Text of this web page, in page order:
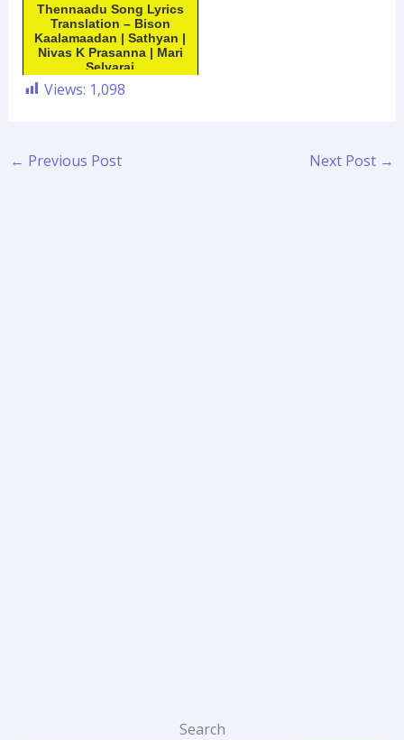
Thennaadu Song Lyrics
Translation – Bison
Kaalamaadan | Sathyan |
Nivas K Prasanna | Mari
Selvaraj
Views: 1,098
← Previous Post Next Post →
Search